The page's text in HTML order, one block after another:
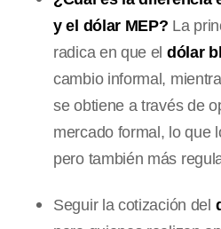
y el dólar MEP? La
radica en que el dólar
cambio informal,
se obtiene a través de
mercado formal, lo que
pero también más
Seguir la cotización del